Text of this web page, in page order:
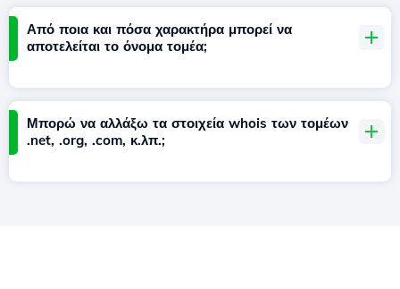
Από ποια και πόσα χαρακτήρα μπορεί να
αποτελείται το όνομα τομέα;
Μπορώ να αλλάξω τα στοιχεία whois των τομέων
.net, .org, .com, κ.λπ.;